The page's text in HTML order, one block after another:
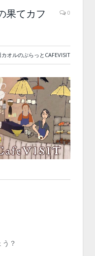
果てカフ
0
オルのぶらっとCAFEVISIT
？